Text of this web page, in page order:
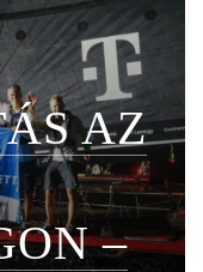
AZ
–